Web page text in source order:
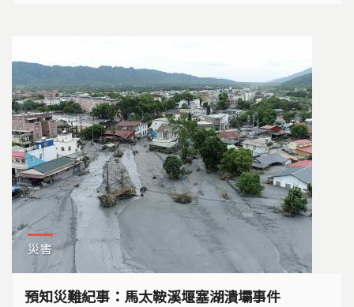
災害
預知災難紀事：馬太鞍溪堰塞湖潰壩事件